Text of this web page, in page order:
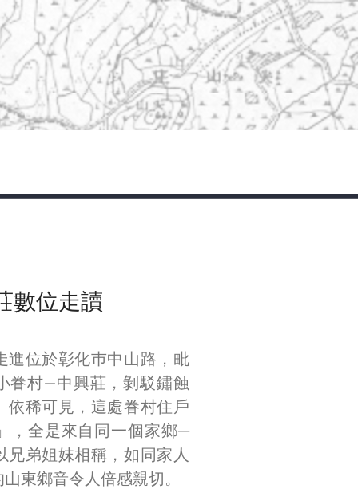
數位走讀
進位於彰化巿中山路，毗
眷村—中興莊，剝駁鏽蝕
依稀可見，這處眷村住戶
，全是來自同一個家鄉─
兄弟姐妺相稱，如同家人
東鄉音令人倍感親切。